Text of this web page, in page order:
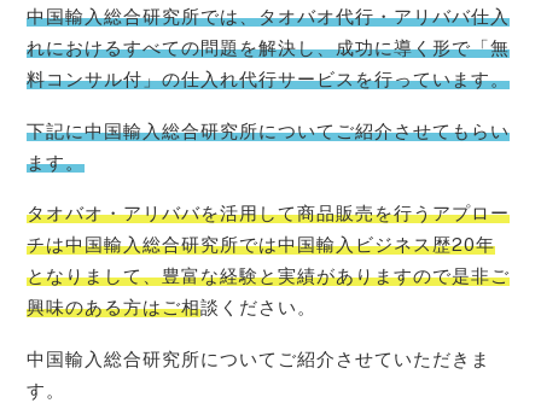
中国輸入総合研究所では、タオバオ代行・アリババ仕入
れにおけるすべての問題を解決し、成功に導く形で「無
料コンサル付」の仕入れ代行サービスを行っています。
下記に中国輸入総合研究所についてご紹介させてもらい
ます。
タオバオ・アリババを活用して商品販売を行うアプロー
チは中国輸入総合研究所では中国輸入ビジネス歴20年
となりまして、豊富な経験と実績がありますので是非ご
興味のある方はご相談ください。
中国輸入総合研究所についてご紹介させていただきま
す。